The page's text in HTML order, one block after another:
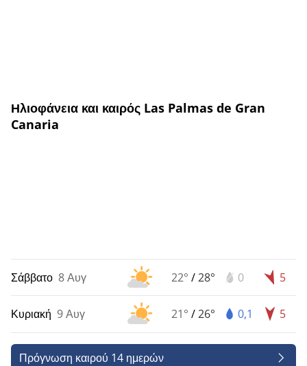
Ηλιοφάνεια και καιρός Las Palmas de Gran
Canaria
Σάββατο 8 Αυγ 22° /28° 0 5
Κυριακή 9 Αυγ 21° /26° 0,1 5
Πρόγνωση καιρού 14 ημερών